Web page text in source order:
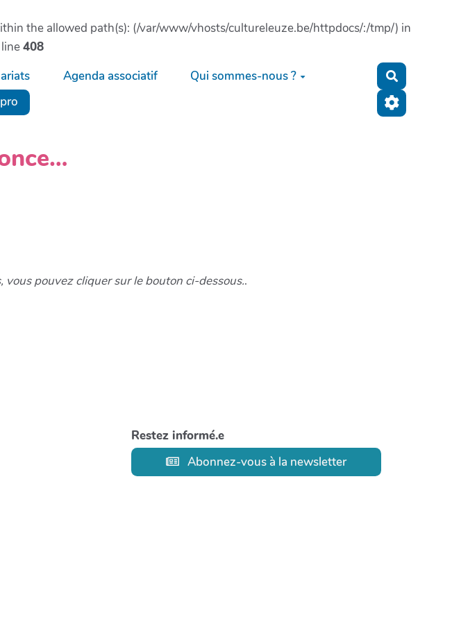
the allowed path(s): (/var/www/vhosts/cultureleuze.be/httpdocs/:/tmp/) in
408
Agenda associatif
Qui sommes-nous ?
pouvez cliquer sur le bouton ci-dessous..
Restez informé.e
Abonnez-vous à la newsletter